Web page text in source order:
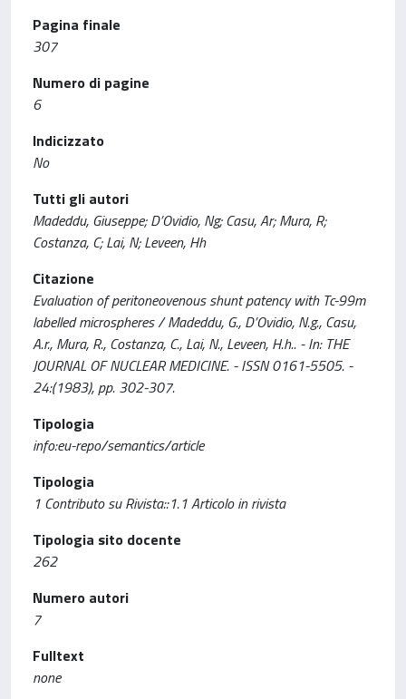
Pagina finale
307
Numero di pagine
6
Indicizzato
No
Tutti gli autori
Madeddu, Giuseppe; D’Ovidio, Ng; Casu, Ar; Mura, R;
Costanza, C; Lai, N; Leveen, Hh
Citazione
Evaluation of peritoneovenous shunt patency with Tc-99m
labelled microspheres / Madeddu, G., D’Ovidio, N.g., Casu,
A.r., Mura, R., Costanza, C., Lai, N., Leveen, H.h.. - In: THE
JOURNAL OF NUCLEAR MEDICINE. - ISSN 0161-5505. -
24:(1983), pp. 302-307.
Tipologia
info:eu-repo/semantics/article
Tipologia
1 Contributo su Rivista::1.1 Articolo in rivista
Tipologia sito docente
262
Numero autori
7
Fulltext
none